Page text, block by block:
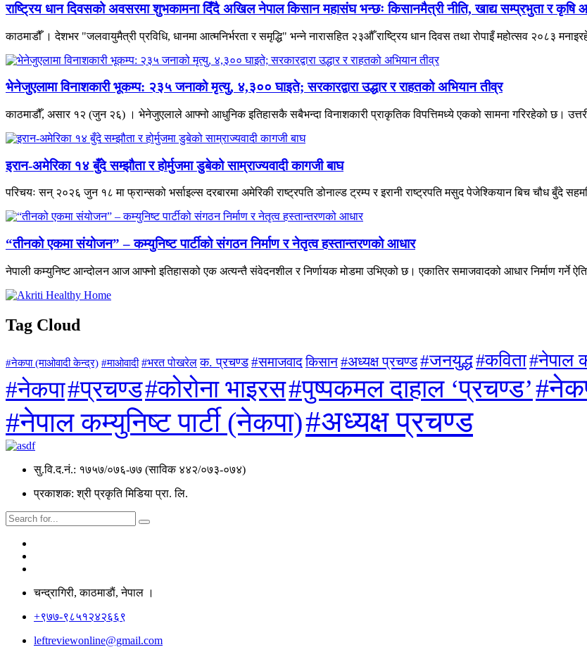
राष्ट्रिय धान दिवसको अवसरमा शुभकामना दिँदै अखिल नेपाल किसान महासंघ भन्छः किसानमैत्री नीति, खाद्य सम्प्रभुता र कृषि
काठमाडौँ । देशभर "जलवायुमैत्री प्रविधि, धानमा आत्मनिर्भरता र समृद्धि" भन्ने नारासहित २३औँ राष्ट्रिय धान दिवस तथा रोपाइँ महोत्सव २०८३
भेनेजुएलामा विनाशकारी भूकम्प: २३५ जनाको मृत्यु, ४,३०० घाइते; सरकारद्वारा उद्धार र राहतको अभियान तीव्र
काठमाडौँ, असार १२ (जुन २६) । भेनेजुएलाले आफ्नो आधुनिक इतिहासकै सबैभन्दा विनाशकारी प्राकृतिक विपत्तिमध्ये एकको सामना गरिरहेको छ।
इरान-अमेरिका १४ बुँदे सम्झौता र होर्मुजमा डुबेको साम्राज्यवादी कागजी बाघ
परिचयः सन् २०२६ जुन १८ मा फ्रान्सको भर्साइल्स दरबारमा अमेरिकी राष्ट्रपति डोनाल्ड ट्रम्प र इरानी राष्ट्रपति मसुद पेजेश्कियान बिच चौध बुँदे
“तीनको एकमा संयोजन” – कम्युनिष्ट पार्टीको संगठन निर्माण र नेतृत्व हस्तान्तरणको आधार
नेपाली कम्युनिष्ट आन्दोलन आज आफ्नो इतिहासको एक अत्यन्तै संवेदनशील र निर्णायक मोडमा उभिएको छ। एकातिर समाजवादको आधार निर्माण गर्ने
Tag Cloud
#नेकपा (माओवादी केन्द्र) #माओवादी #भरत पोखरेल क. प्रचण्ड #समाजवादकिसान#अध्यक्ष प्रचण्ड#जनयुद्ध#कविता#नेपाल
#नेकपा#प्रचण्ड#कोरोना भाइरस#पुष्पकमल दाहाल ‘प्रचण्ड’
#नेपाल कम्युनिष्ट पार्टी (नेकपा)#अध्यक्ष प्रचण्ड
सु.वि.द.नं.: १७५७/०७६-७७ (साविक ४४२/०७३-०७४)
प्रकाशक: श्री प्रकृति मिडिया प्रा. लि.
चन्द्रागिरी, काठमाडाैं, नेपाल ।
+९७७-९८५१२४२६६९
leftreviewonline@gmail.com